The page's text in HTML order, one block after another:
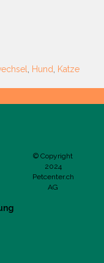
, Hund, Katze
© Copyright
2024
Petcenter.ch
AG